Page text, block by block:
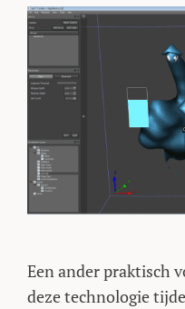
Een ander praktisch
deze technologie